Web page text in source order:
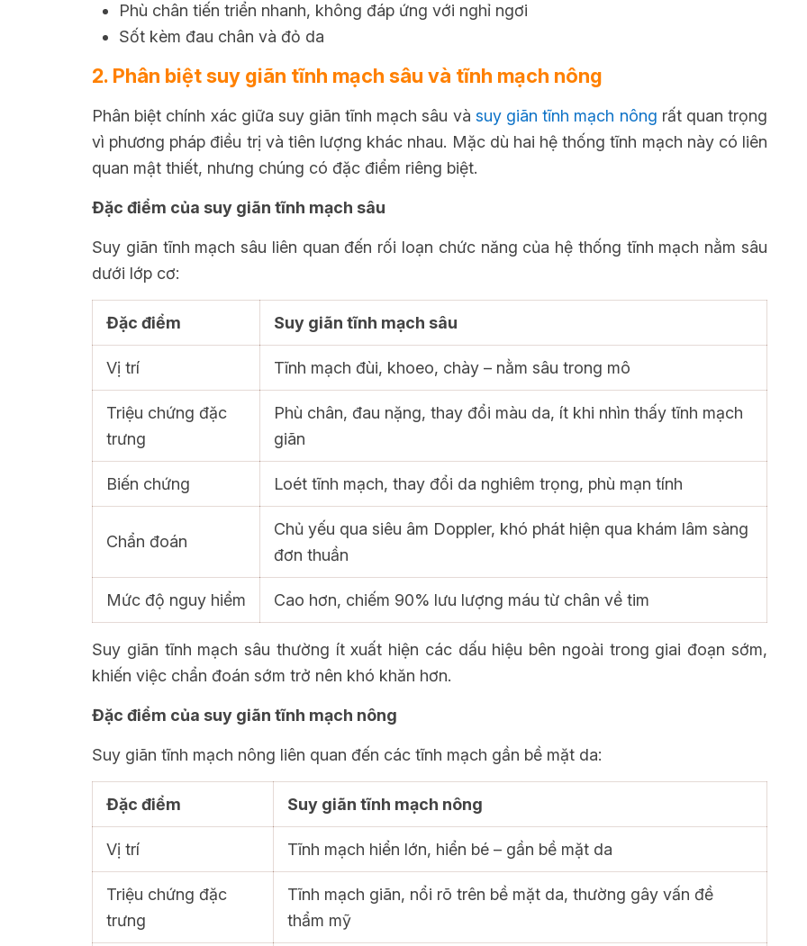
Phù chân tiến triển nhanh, không đáp ứng với nghỉ ngơi
Sốt kèm đau chân và đỏ da
2. Phân biệt suy giãn tĩnh mạch sâu và tĩnh mạch nông
Phân biệt chính xác giữa suy giãn tĩnh mạch sâu và suy giãn tĩnh mạch nông rất quan trọng
vì phương pháp điều trị và tiên lượng khác nhau. Mặc dù hai hệ thống tĩnh mạch này có liên
quan mật thiết, nhưng chúng có đặc điểm riêng biệt.
Đặc điểm của suy giãn tĩnh mạch sâu
Suy giãn tĩnh mạch sâu liên quan đến rối loạn chức năng của hệ thống tĩnh mạch nằm sâu
dưới lớp cơ:
Đặc điểm Suy giãn tĩnh mạch sâu
Vị trí Tĩnh mạch đùi, khoeo, chày – nằm sâu trong mô
Triệu chứng đặc
trưng
Phù chân, đau nặng, thay đổi màu da, ít khi nhìn thấy tĩnh mạch
giãn
Biến chứng Loét tĩnh mạch, thay đổi da nghiêm trọng, phù mạn tính
Chẩn đoán
Chủ yếu qua siêu âm Doppler, khó phát hiện qua khám lâm sàng
đơn thuần
Mức độ nguy hiểm Cao hơn, chiếm 90% lưu lượng máu từ chân về tim
Suy giãn tĩnh mạch sâu thường ít xuất hiện các dấu hiệu bên ngoài trong giai đoạn sớm,
khiến việc chẩn đoán sớm trở nên khó khăn hơn.
Đặc điểm của suy giãn tĩnh mạch nông
Suy giãn tĩnh mạch nông liên quan đến các tĩnh mạch gần bề mặt da:
Đặc điểm Suy giãn tĩnh mạch nông
Vị trí Tĩnh mạch hiển lớn, hiển bé – gần bề mặt da
Triệu chứng đặc
trưng
Tĩnh mạch giãn, nổi rõ trên bề mặt da, thường gây vấn đề
thẩm mỹ